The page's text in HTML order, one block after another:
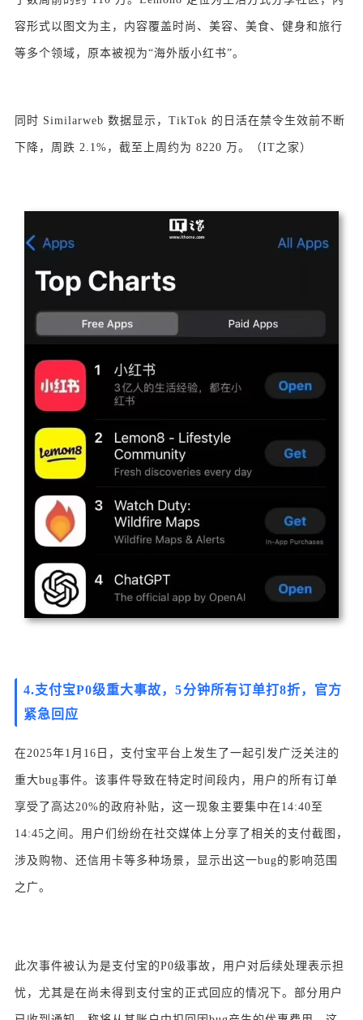
容形式以图文为主，内容覆盖时尚、美容、美食、健身和旅行
等多个领域，原本被视为“海外版小红书”。
同时 Similarweb 数据显示，TikTok 的日活在禁令生效前不断
下降，周跌 2.1%，截至上周约为 8220 万。（IT之家）
4.支付宝P0级重大事故，5分钟所有订单打8折，官方
紧急回应
在2025年1月16日，支付宝平台上发生了一起引发广泛关注的
重大bug事件。该事件导致在特定时间段内，用户的所有订单
享受了高达20%的政府补贴，这一现象主要集中在14:40至
14:45之间。用户们纷纷在社交媒体上分享了相关的支付截图，
涉及购物、还信用卡等多种场景，显示出这一bug的影响范围
之广。
此次事件被认为是支付宝的P0级事故，用户对后续处理表示担
忧，尤其是在尚未得到支付宝的正式回应的情况下。部分用户